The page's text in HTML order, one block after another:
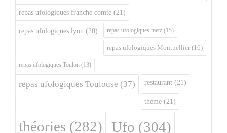
repas ufologiques franche comte (21)
repas ufologiques lyon (20) repas ufologiques metz (15)
repas ufologiques Montpellier (16)
repas ufologiques Toulon (13)
repas ufologiques Toulouse (37) restaurant (21)
théme (21)
théories (282) Ufo (304)